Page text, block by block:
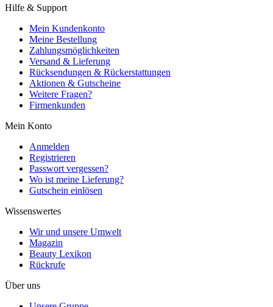
Hilfe & Support
Mein Kundenkonto
Meine Bestellung
Zahlungsmöglichkeiten
Versand & Lieferung
Rücksendungen & Rückerstattungen
Aktionen & Gutscheine
Weitere Fragen?
Firmenkunden
Mein Konto
Anmelden
Registrieren
Passwort vergessen?
Wo ist meine Lieferung?
Gutschein einlösen
Wissenswertes
Wir und unsere Umwelt
Magazin
Beauty Lexikon
Rückrufe
Über uns